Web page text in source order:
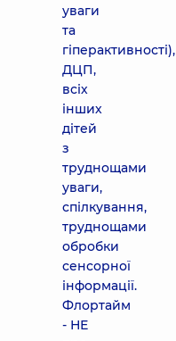
уваги
та
гіперактивності),
ДЦП,
всіх
інших
дітей
з
труднощами
уваги,
спілкування,
труднощами
обробки
сенсорної
інформації.
Флортайм
- НЕ